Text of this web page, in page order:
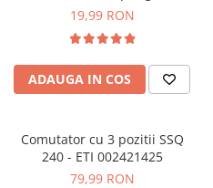
19,99 RON
ADAUGA IN COS
Comutator cu 3 pozitii SSQ
240 - ETI 002421425
79,99 RON